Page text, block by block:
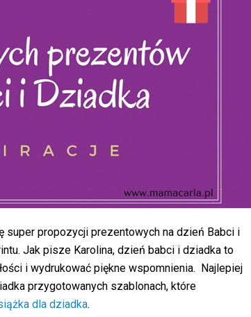
super propozycji prezentowych na dzień Babci i
Jak pisze Karolina, dzień babci i dziadka to
i wydrukować piękne wspomnienia. Najlepiej
przygotowanych szablonach, które
dla dziadka.